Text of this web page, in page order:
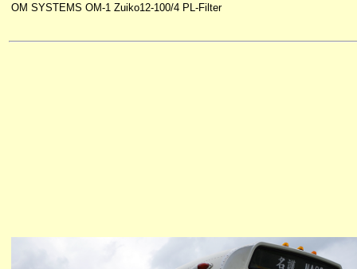
OM SYSTEMS OM-1 Zuiko12-100/4 PL-Filter